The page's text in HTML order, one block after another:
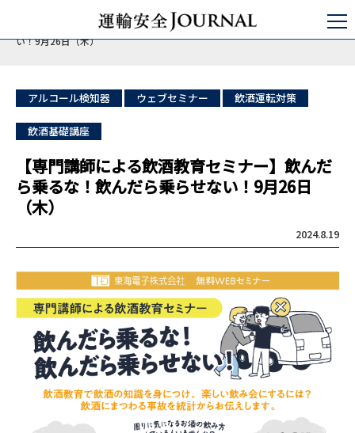
日本の運輸安全
バス/タクシー/トラック
【専門講師による飲酒教育セミナー】飲んだら乗るな！飲んだら乗らせな
い！9月26日（木）
アルコール検知器 ウェブセミナー 飲酒運転対策
飲酒基礎講座
【専門講師による飲酒教育セミナー】飲んだ
ら乗るな！飲んだら乗らせない！9月26日
（木）
2024.8.19